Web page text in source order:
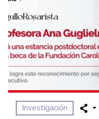
Investigación